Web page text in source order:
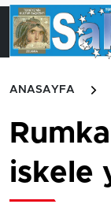
ANASAYFA
iskele